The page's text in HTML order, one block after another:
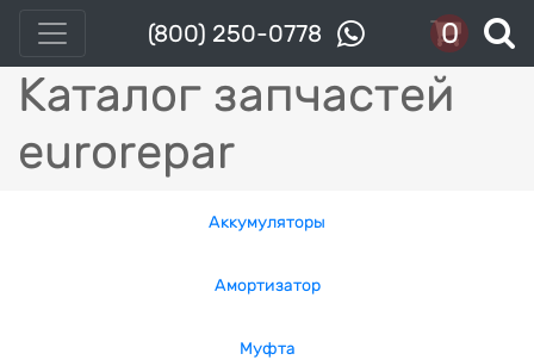
(800) 250-0778 0
Каталог запчастей
eurorepar
Аккумуляторы
Амортизатор
Муфта